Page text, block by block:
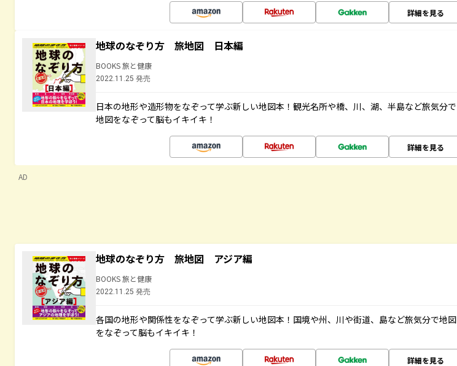
詳細を見る
地球のなぞり方 旅地図 日本編
BOOKS 旅と健康
2022.11.25 発売
日本の地形や造形物をなぞって学ぶ新しい地図本！観光名所や橋、川、湖、半島など旅気分で
地図をなぞって脳もイキイキ！
詳細を見る
AD
地球のなぞり方 旅地図 アジア編
BOOKS 旅と健康
2022.11.25 発売
各国の地形や関係性をなぞって学ぶ新しい地図本！国境や州、川や街道、島など旅気分で地図
をなぞって脳もイキイキ！
詳細を見る